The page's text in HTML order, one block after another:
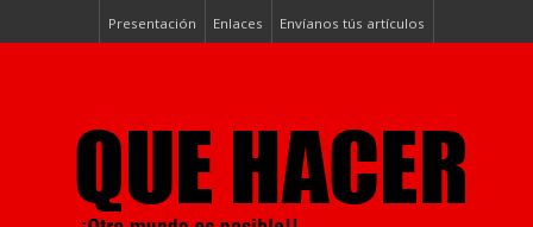
Presentación Enlaces Envíanos tús artículos